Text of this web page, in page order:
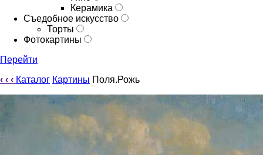
Керамика
Съедобное искусство
Торты
Фотокартины
Перейти
‹ ‹ ‹ Каталог Картины Поля.Рожь